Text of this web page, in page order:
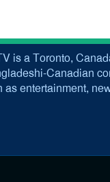
is a Toronto,
Canadian
as entertainment,